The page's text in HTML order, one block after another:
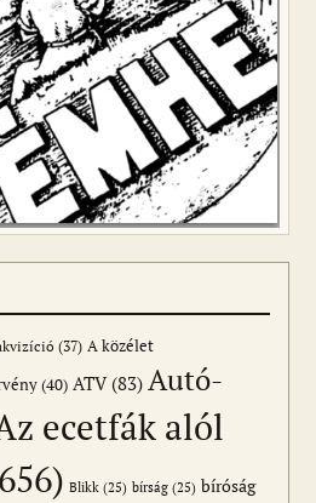
(37) A közélet
(40) ATV(83) Autó-
ecetfák alól
Blikk (25) bírság (25) bíróság